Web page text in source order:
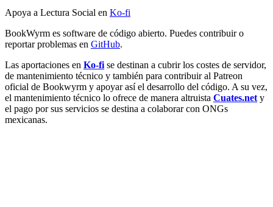
Apoya a Lectura Social en Ko-fi
BookWyrm es software de código abierto. Puedes contribuir o
reportar problemas en GitHub.
Las aportaciones en Ko-fi se destinan a cubrir los costes de servidor,
de mantenimiento técnico y también para contribuir al Patreon
oficial de Bookwyrm y apoyar así el desarrollo del código. A su vez,
el mantenimiento técnico lo ofrece de manera altruista Cuates.net y
el pago por sus servicios se destina a colaborar con ONGs
mexicanas.